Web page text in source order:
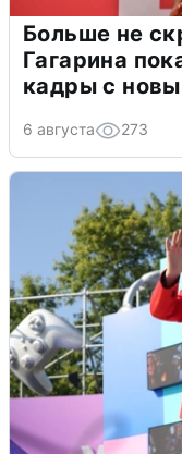
Больше не
Гагарина
кадры с
6 августа 273